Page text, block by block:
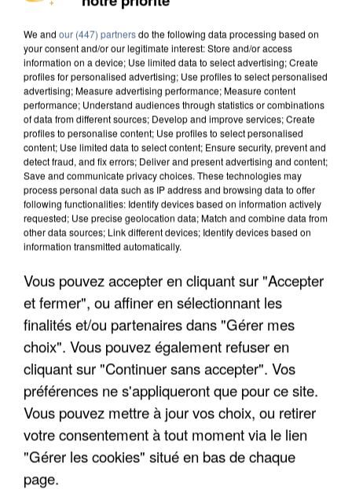
INTERPELLÉ EN ALGÉRIE
UNE TOURISTE DE L’OISE EMPORTÉE PAR UNE
COULÉE DE BOUE EN HAUTE-SAVOIE
We and our (447) partnersdo the following data processing based on
your consent and/or our legitimate interest: Store and/or access
information on a device; Use limited data to select advertising; Create
profiles for personalised advertising; Use profiles to select personalised
advertising; Measure advertising performance; Measure content
performance; Understand audiences through statistics or combinations
of data from different sources; Develop and improve services; Create
profiles to personalise content; Use profiles to select personalised
content; Use limited data to select content; Ensure security, prevent and
detect fraud, and fix errors; Deliver and present advertising and content;
Save and communicate privacy choices. These technologies may
process personal data such as IP address and browsing data to offer
following functionalities: Identify devices based on information actively
requested; Use precise geolocation data; Match and combine data from
other data sources; Link different devices; Identify devices based on
information transmitted automatically.
Vous pouvez accepter en cliquant sur "Accepter
et fermer", ou affiner en sélectionnant les
finalités et/ou partenaires dans "Gérer mes
choix". Vous pouvez également refuser en
cliquant sur "Continuer sans accepter". Vos
préférences ne s'appliqueront que pour ce site.
Vous pouvez mettre à jour vos choix, ou retirer
votre consentement à tout moment via le lien
"Gérer les cookies" situé en bas de chaque
page.